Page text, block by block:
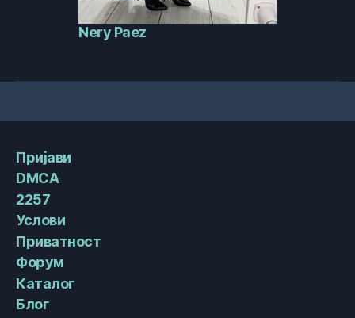
Nery Paez
Пријави
DMCA
2257
Услови
Приватност
Форум
Каталог
Блог